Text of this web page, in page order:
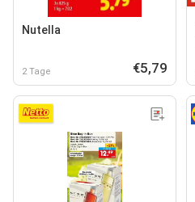
Nutella
2 Tage €5,79